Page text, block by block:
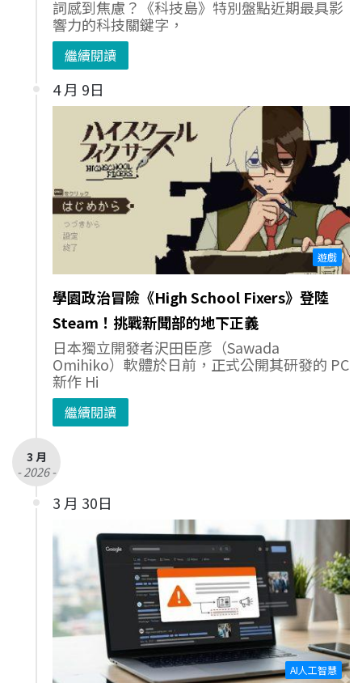
詞感到焦慮？《科技島》特別盤點近期最具影
響力的科技關鍵字，
繼續閱讀
4 月 9日
遊戲
學園政治冒險《High School Fixers》登陸
Steam！挑戰新聞部的地下正義
日本獨立開發者沢田臣彦（Sawada
Omihiko）軟體於日前，正式公開其研發的 PC
新作 Hi
繼續閱讀
3 月
- 2026 -
3 月 30日
AI人工智慧